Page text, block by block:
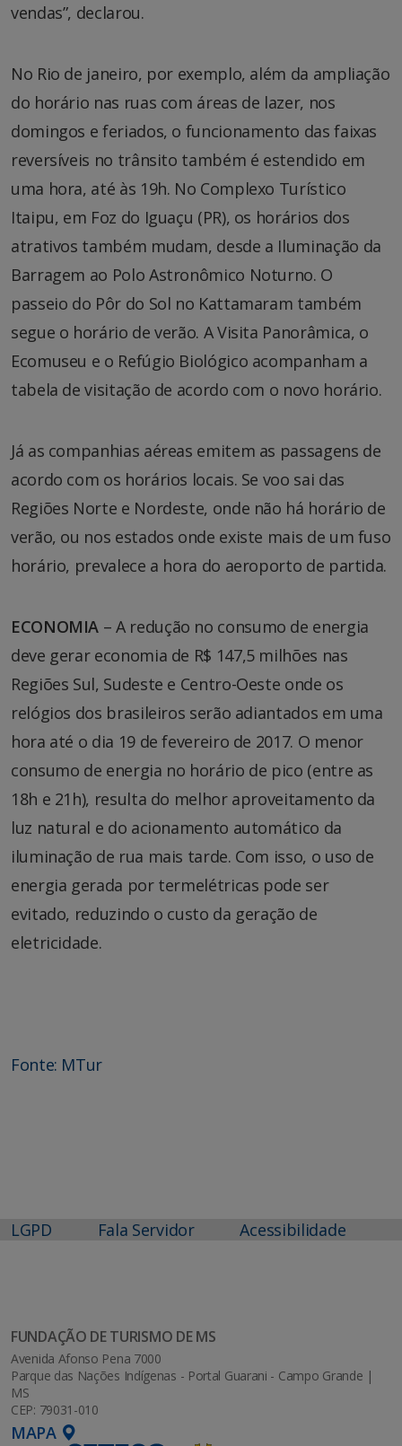
vendas”, declarou.
No Rio de janeiro, por exemplo, além da ampliação
do horário nas ruas com áreas de lazer, nos
domingos e feriados, o funcionamento das faixas
reversíveis no trânsito também é estendido em
uma hora, até às 19h. No Complexo Turístico
Itaipu, em Foz do Iguaçu (PR), os horários dos
atrativos também mudam, desde a Iluminação da
Barragem ao Polo Astronômico Noturno. O
passeio do Pôr do Sol no Kattamaram também
segue o horário de verão. A Visita Panorâmica, o
Ecomuseu e o Refúgio Biológico acompanham a
tabela de visitação de acordo com o novo horário.
Já as companhias aéreas emitem as passagens de
acordo com os horários locais. Se voo sai das
Regiões Norte e Nordeste, onde não há horário de
verão, ou nos estados onde existe mais de um fuso
horário, prevalece a hora do aeroporto de partida.
ECONOMIA – A redução no consumo de energia
deve gerar economia de R$ 147,5 milhões nas
Regiões Sul, Sudeste e Centro-Oeste onde os
relógios dos brasileiros serão adiantados em uma
hora até o dia 19 de fevereiro de 2017. O menor
consumo de energia no horário de pico (entre as
18h e 21h), resulta do melhor aproveitamento da
luz natural e do acionamento automático da
iluminação de rua mais tarde. Com isso, o uso de
energia gerada por termelétricas pode ser
evitado, reduzindo o custo da geração de
eletricidade.
Fonte: MTur
LGPD Fala Servidor Acessibilidade
FUNDAÇÃO DE TURISMO DE MS
Avenida Afonso Pena 7000
Parque das Nações Indígenas - Portal Guarani - Campo Grande |
MS
CEP: 79031-010
MAPA